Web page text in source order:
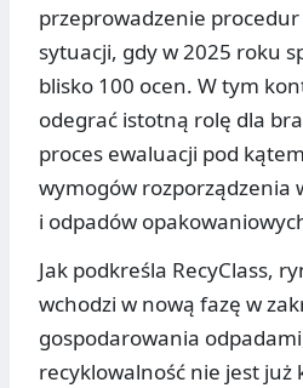
przeprowadzenie
sytuacji, gdy w 2025 roku
blisko 100 ocen. W tym
odegrać istotną rolę dla
proces ewaluacji pod
wymogów rozporządzenia
i odpadów
Jak podkreśla RecyClass,
wchodzi w nową fazę w
gospodarowania
recyklowalność nie jest już